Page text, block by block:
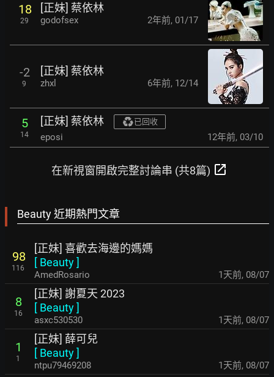
18
29
[正妹] 蔡依林
godofsex 2年前, 01/17
-2
9
[正妹] 蔡依林
zhxl 6年前, 12/14
5
14
[正妹] 蔡依林 已回收
eposi 12年前, 03/10
在新視窗開啟完整討論串 (共8篇) open_in_new
Beauty 近期熱門文章
98
116
[正妹] 喜歡去海邊的媽媽
[ Beauty]
AmedRosario 1天前, 08/07
8
16
[正妹] 謝夏天 2023
[ Beauty]
asxc530530 1天前, 08/07
1
1
[正妹] 薛可兒
[ Beauty]
ntpu79469208 1天前, 08/07